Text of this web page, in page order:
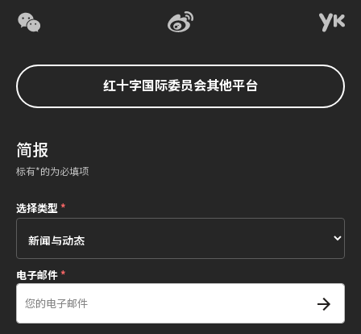
红十字国际委员会其他平台
简报
标有*的为必填项
选择类型 *
电子邮件*